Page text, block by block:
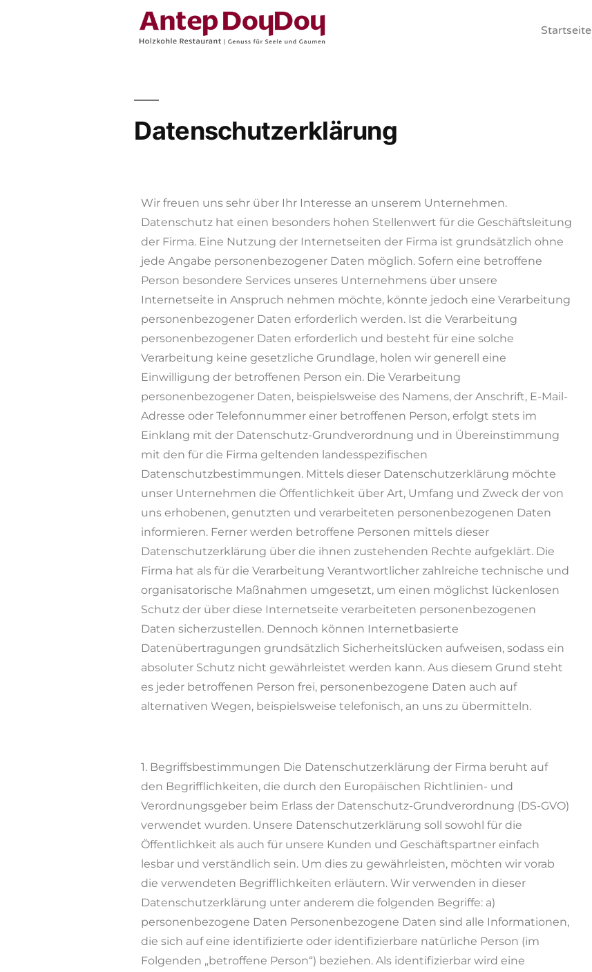
Startseite
Datenschutzerklärung
Wir freuen uns sehr über Ihr Interesse an unserem Unternehmen.
Datenschutz hat einen besonders hohen Stellenwert für die Geschäftsleitung
der Firma. Eine Nutzung der Internetseiten der Firma ist grundsätzlich ohne
jede Angabe personenbezogener Daten möglich. Sofern eine betroffene
Person besondere Services unseres Unternehmens über unsere
Internetseite in Anspruch nehmen möchte, könnte jedoch eine Verarbeitung
personenbezogener Daten erforderlich werden. Ist die Verarbeitung
personenbezogener Daten erforderlich und besteht für eine solche
Verarbeitung keine gesetzliche Grundlage, holen wir generell eine
Einwilligung der betroffenen Person ein. Die Verarbeitung
personenbezogener Daten, beispielsweise des Namens, der Anschrift, E-Mail-
Adresse oder Telefonnummer einer betroffenen Person, erfolgt stets im
Einklang mit der Datenschutz-Grundverordnung und in Übereinstimmung
mit den für die Firma geltenden landesspezifischen
Datenschutzbestimmungen. Mittels dieser Datenschutzerklärung möchte
unser Unternehmen die Öffentlichkeit über Art, Umfang und Zweck der von
uns erhobenen, genutzten und verarbeiteten personenbezogenen Daten
informieren. Ferner werden betroffene Personen mittels dieser
Datenschutzerklärung über die ihnen zustehenden Rechte aufgeklärt. Die
Firma hat als für die Verarbeitung Verantwortlicher zahlreiche technische und
organisatorische Maßnahmen umgesetzt, um einen möglichst lückenlosen
Schutz der über diese Internetseite verarbeiteten personenbezogenen
Daten sicherzustellen. Dennoch können Internetbasierte
Datenübertragungen grundsätzlich Sicherheitslücken aufweisen, sodass ein
absoluter Schutz nicht gewährleistet werden kann. Aus diesem Grund steht
es jeder betroffenen Person frei, personenbezogene Daten auch auf
alternativen Wegen, beispielsweise telefonisch, an uns zu übermitteln.
1. Begriffsbestimmungen Die Datenschutzerklärung der Firma beruht auf
den Begrifflichkeiten, die durch den Europäischen Richtlinien- und
Verordnungsgeber beim Erlass der Datenschutz-Grundverordnung (DS-GVO)
verwendet wurden. Unsere Datenschutzerklärung soll sowohl für die
Öffentlichkeit als auch für unsere Kunden und Geschäftspartner einfach
lesbar und verständlich sein. Um dies zu gewährleisten, möchten wir vorab
die verwendeten Begrifflichkeiten erläutern. Wir verwenden in dieser
Datenschutzerklärung unter anderem die folgenden Begriffe: a)
personenbezogene Daten Personenbezogene Daten sind alle Informationen,
die sich auf eine identifizierte oder identifizierbare natürliche Person (im
Folgenden „betroffene Person“) beziehen. Als identifizierbar wird eine